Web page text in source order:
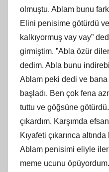
olmuştu. Ablam bunu
Elini penisime götürdü
kalkıyormuş vay vay”
girmiştim. ”Abla özür
dedim. Abla bunu
Ablam peki dedi ve
başladı. Ben çok fena
tuttu ve göğsüne
çıkardım. Karşımda
Kıyafeti çıkarınca
Ablam penisimi eliyle
meme ucunu